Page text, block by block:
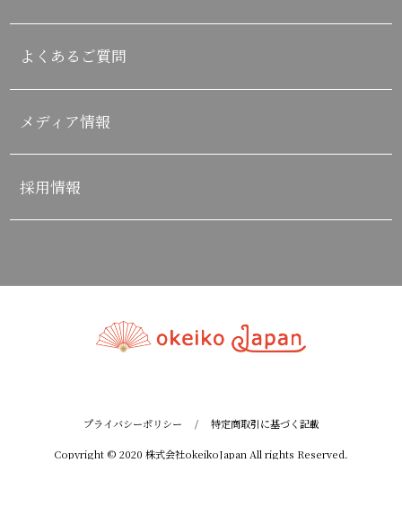
よくあるご質問
メディア情報
採用情報
プライバシーポリシー / 特定商取引に基づく記載
Copyright © 2020 株式会社okeikoJapan All rights Reserved.